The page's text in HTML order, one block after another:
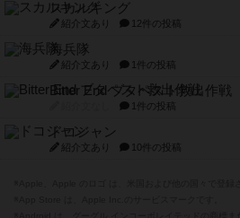
スカルキング
紹介文あり 12件の投稿
海兵隊
紹介文あり 1件の投稿
Bitter End ブタペスト救出作戦
1件の投稿
ドコジャン
紹介文あり 10件の投稿